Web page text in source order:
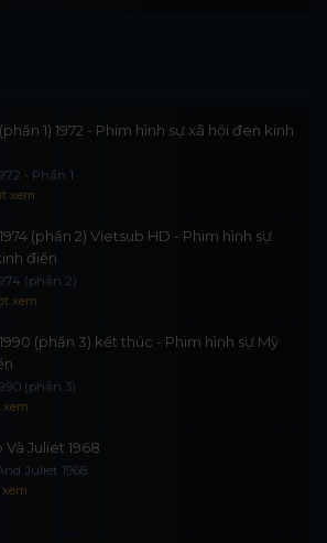
1) 1972 - Phim hình sự xã hội đen kinh
- Phần 1
xem
(phần 2) Vietsub HD - Phim hình sự
điển
(phần 2)
xem
(phần 3) kết thúc - Phim hình sự Mỹ
(phần 3)
xem
Juliet 1968
Juliet 1968
xem